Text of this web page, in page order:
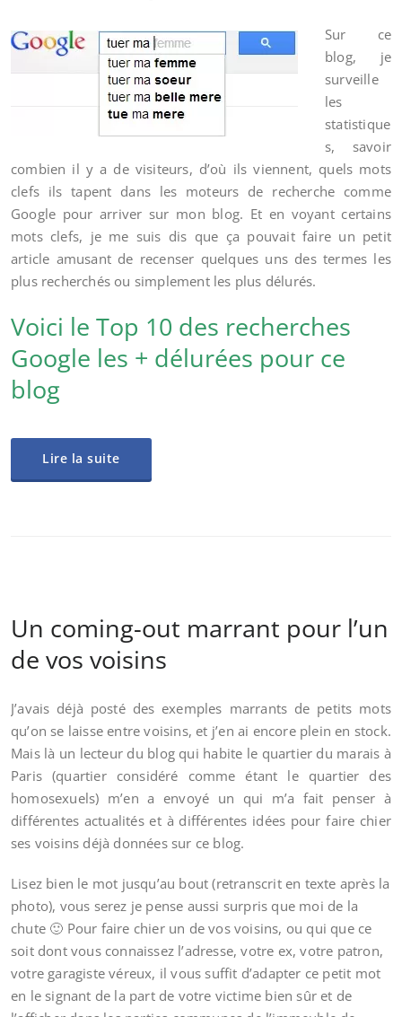
Sur ce
blog, je
surveille
les
statistique
s, savoir
combien il y a de visiteurs, d’où ils viennent, quels mots
clefs ils tapent dans les moteurs de recherche comme
Google pour arriver sur mon blog. Et en voyant certains
mots clefs, je me suis dis que ça pouvait faire un petit
article amusant de recenser quelques uns des termes les
plus recherchés ou simplement les plus délurés.
Voici le Top 10 des recherches
Google les + délurées pour ce
blog
Lire la suite
Un coming-out marrant pour l’un
de vos voisins
J’avais déjà posté des exemples marrants de petits mots
qu’on se laisse entre voisins, et j’en ai encore plein en stock.
Mais là un lecteur du blog qui habite le quartier du marais à
Paris (quartier considéré comme étant le quartier des
homosexuels) m’en a envoyé un qui m’a fait penser à
différentes actualités et à différentes idées pour faire chier
ses voisins déjà données sur ce blog.
Lisez bien le mot jusqu’au bout (retranscrit en texte après la
photo), vous serez je pense aussi surpris que moi de la
chute 🙂 Pour faire chier un de vos voisins, ou qui que ce
soit dont vous connaissez l’adresse, votre ex, votre patron,
votre garagiste véreux, il vous suffit d’adapter ce petit mot
en le signant de la part de votre victime bien sûr et de